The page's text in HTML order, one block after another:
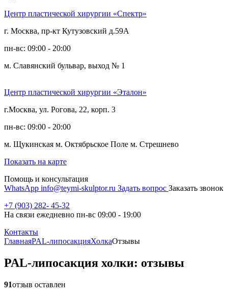
Центр пластической хирургии «Спектр»
г. Москва, пр-кт Кутузовский д.59А
пн-вс: 09:00 - 20:00
м. Славянский бульвар, выход № 1
Центр пластической хирургии «Эталон»
г.Москва, ул. Рогова, 22, корп. 3
пн-вс: 09:00 - 20:00
м. Щукинская м. Октябрьское Поле м. Стрешнево
Показать на карте
Помощь и консультация
WhatsApp info@teymi-skulptor.ru Задать вопрос Заказать звонок
+7 (903) 282- 45-32
На связи ежедневно пн-вс 09:00 - 19:00
Контакты
ГлавнаяPAL-липосакцияХолкаОтзывы
PAL-липосакция холки: отзывы
91отзыв оставлен